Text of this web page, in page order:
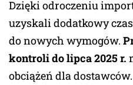
Dzięki odroczeniu
uzyskali dodatkowy
do nowych wymogów.
kontroli do lipca 2025 r.
obciążeń dla